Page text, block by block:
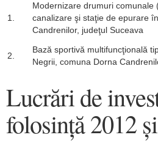
1.
Modernizare drumuri comunale
canalizare şi staţie de epurare
Candrenilor, judeţul Suceava
2.
Bază sportivă multifuncţională
Negrii, comuna Dorna
Lucrări de
folosinţă 2012